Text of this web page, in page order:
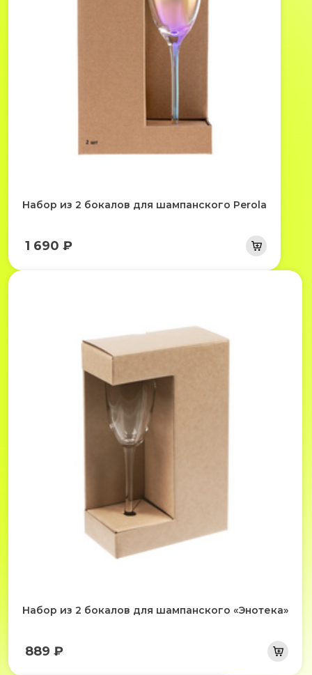
Набор из 2 бокалов для шампанского Perola
1 690 ₽
Набор из 2 бокалов для шампанского «Энотека»
889 ₽